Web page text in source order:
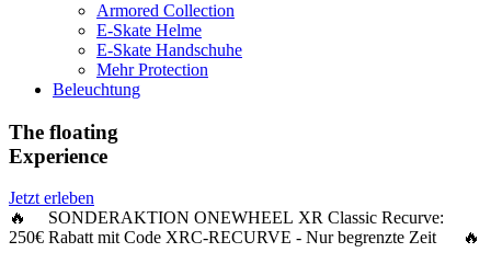
Armored Collection
E-Skate Helme
E-Skate Handschuhe
Mehr Protection
Beleuchtung
The floating
Experience
Jetzt erleben
🔥 SONDERAKTION ONEWHEEL XR Classic Recurve:
250€ Rabattmit Code XRC-RECURVE - Nur begrenzte Zeit 🔥